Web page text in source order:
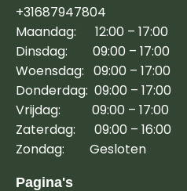
+31687947804
Maandag: 12:00 – 17:00
Dinsdag: 09:00 – 17:00
Woensdag: 09:00 – 17:00
Donderdag: 09:00 – 17:00
Vrijdag: 09:00 – 17:00
Zaterdag: 09:00 – 16:00
Zondag: Gesloten
Pagina's